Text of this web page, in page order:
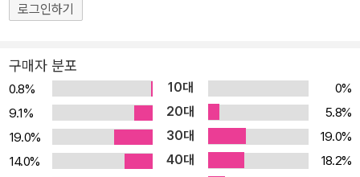
로그인하기
구매자 분포
0.8% 10대
0%
9.1%
20대
5.8%
19.0%
30대
19.0%
14.0%
40대
18.2%